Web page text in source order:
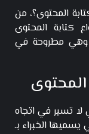
المحتوى؟، من
كتابة المحتوى
وهي مطروحة في
المحتوى
لا تسير في اتجاه
يسميها الخبراء بـ